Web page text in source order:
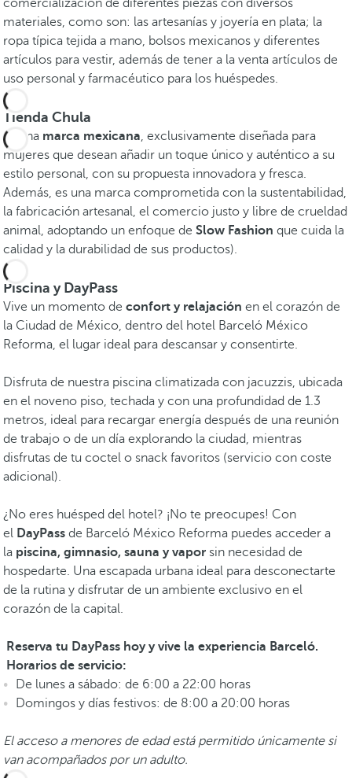
comercialización de diferentes piezas con diversos
materiales, como son: las artesanías y joyería en plata; la
ropa típica tejida a mano, bolsos mexicanos y diferentes
artículos para vestir, además de tener a la venta artículos de
uso personal y farmacéutico para los huéspedes.
Tienda Chula
Es una marca mexicana, exclusivamente diseñada para
mujeres que desean añadir un toque único y auténtico a su
estilo personal, con su propuesta innovadora y fresca.
Además, es una marca comprometida con la sustentabilidad,
la fabricación artesanal, el comercio justo y libre de crueldad
animal, adoptando un enfoque de Slow Fashion que cuida la
calidad y la durabilidad de sus productos).
Piscina y DayPass
Vive un momento de confort y relajación en el corazón de
la Ciudad de México, dentro del hotel Barceló México
Reforma, el lugar ideal para descansar y consentirte.
Disfruta de nuestra piscina climatizada con jacuzzis, ubicada
en el noveno piso, techada y con una profundidad de 1.3
metros, ideal para recargar energía después de una reunión
de trabajo o de un día explorando la ciudad, mientras
disfrutas de tu coctel o snack favoritos (servicio con coste
adicional).
¿No eres huésped del hotel? ¡No te preocupes! Con
el DayPass de Barceló México Reforma puedes acceder a
la piscina, gimnasio, sauna y vapor sin necesidad de
hospedarte. Una escapada urbana ideal para desconectarte
de la rutina y disfrutar de un ambiente exclusivo en el
corazón de la capital.
Reserva tu DayPass hoy y vive la experiencia Barceló.
Horarios de servicio:
De lunes a sábado: de 6:00 a 22:00 horas
Domingos y días festivos: de 8:00 a 20:00 horas
El acceso a menores de edad está permitido únicamente si
van acompañados por un adulto.